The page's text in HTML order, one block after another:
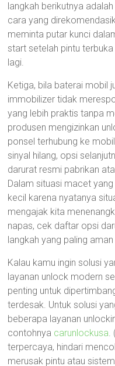
langkah berikutnya
cara yang
meminta putar kunci
start setelah pintu
lagi.
Ketiga, bila baterai mobil
immobilizer tidak
yang lebih praktis tanpa
produsen mengizinkan
ponsel terhubung ke
sinyal hilang, opsi
darurat resmi pabrikan
Dalam situasi macet
kecil karena nyatanya
mengajak kita
napas, cek daftar opsi
langkah yang paling
Kalau kamu ingin solusi
layanan unlock modern
penting untuk
terdesak. Untuk solusi
beberapa layanan
contohnya carunlockusa.
terpercaya, hindari
merusak pintu atau